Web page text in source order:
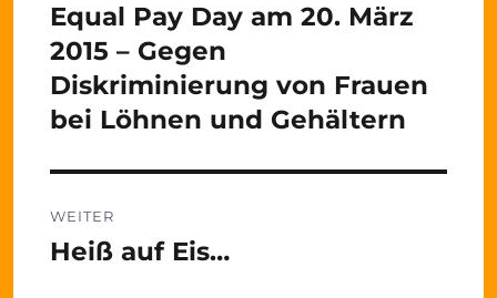
Vorheriger
Beitrag:
Equal Pay Day am 20. März
2015 – Gegen
Diskriminierung von Frauen
bei Löhnen und Gehältern
WEITER
Nächster
Heiß auf Eis…